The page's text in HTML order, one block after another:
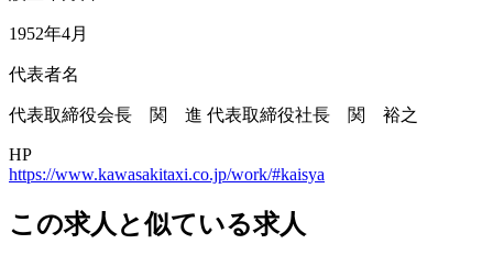
1952年4月
代表者名
代表取締役会長 関 進 代表取締役社長 関 裕之
HP
https://www.kawasakitaxi.co.jp/work/#kaisya
この求人と似ている求人